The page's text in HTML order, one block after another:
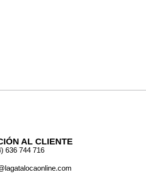
AL CLIENTE
636 744 716